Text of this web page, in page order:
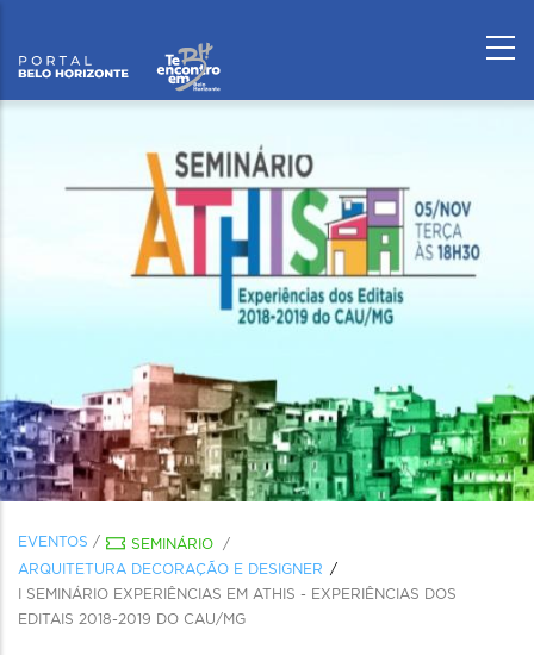
EVENTOS / SEMINÁRIO
/
ARQUITETURA DECORAÇÃO E DESIGNER
I SEMINÁRIO EXPERIÊNCIAS EM ATHIS - EXPERIÊNCIAS DOS
EDITAIS 2018-2019 DO CAU/MG